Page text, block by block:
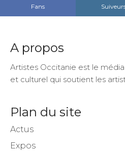
Fans
A propos
Artistes Occitanie est le
et culturel qui soutient les
Plan du site
Actus
Expos